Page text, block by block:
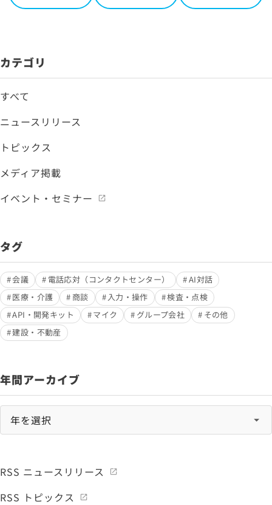
カテゴリ
すべて
ニュースリリース
トピックス
メディア掲載
イベント・セミナー
タグ
会議 電話応対（コンタクトセンター）
AI対話
医療・介護
商談 入力・操作
検査・点検
API・開発キット
マイク グループ会社
その他
建設・不動産
年間アーカイブ
RSS ニュースリリース
RSS トピックス